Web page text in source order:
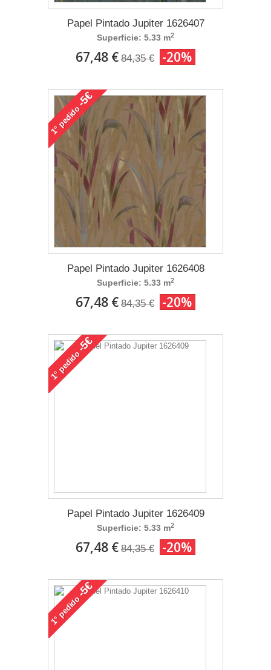
Papel Pintado Jupiter 1626407
Superficie: 5.33 m2
67,48 € 84,35 € -20%
1°
pedido
-5€
Papel Pintado Jupiter 1626408
Superficie: 5.33 m2
67,48 € 84,35 € -20%
1°
pedido
-5€
Papel Pintado Jupiter 1626409
Superficie: 5.33 m2
67,48 € 84,35 € -20%
1°
pedido
-5€